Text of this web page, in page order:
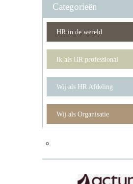
Categorieën
HR in de wereld
Ik als HR professional
Wij als HR Afdeling
Wij als Organisatie